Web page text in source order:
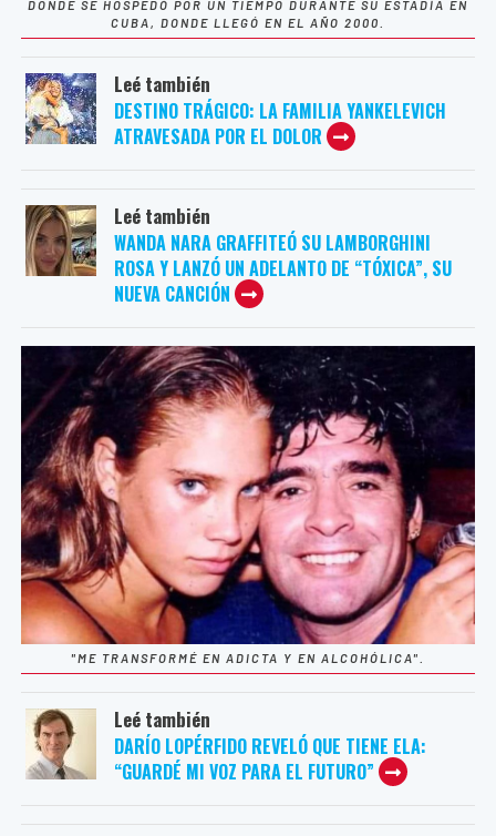
DONDE SE HOSPEDÓ POR UN TIEMPO DURANTE SU ESTADÍA EN
CUBA, DONDE LLEGÓ EN EL AÑO 2000.
Leé también
DESTINO TRÁGICO: LA FAMILIA YANKELEVICH
ATRAVESADA POR EL DOLOR
Leé también
WANDA NARA GRAFFITEÓ SU LAMBORGHINI
ROSA Y LANZÓ UN ADELANTO DE “TÓXICA”, SU
NUEVA CANCIÓN
"ME TRANSFORMÉ EN ADICTA Y EN ALCOHÓLICA".
Leé también
DARÍO LOPÉRFIDO REVELÓ QUE TIENE ELA:
“GUARDÉ MI VOZ PARA EL FUTURO”